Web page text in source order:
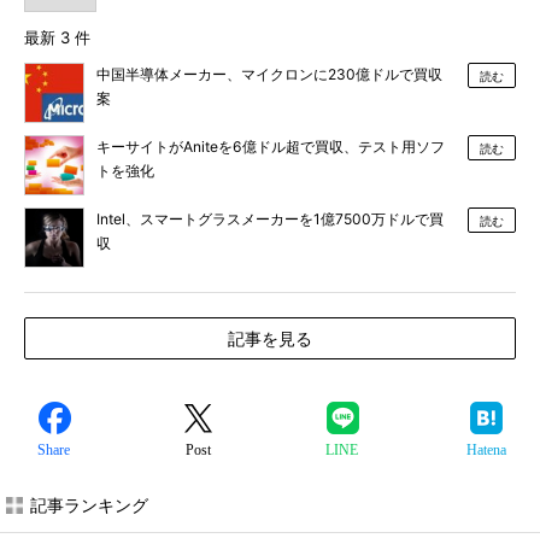
最新 3 件
中国半導体メーカー、マイクロンに230億ドルで買収
案
読む
キーサイトがAniteを6億ドル超で買収、テスト用ソフ
トを強化
読む
Intel、スマートグラスメーカーを1億7500万ドルで買
収
読む
記事を見る
Share Post LINE Hatena
記事ランキング